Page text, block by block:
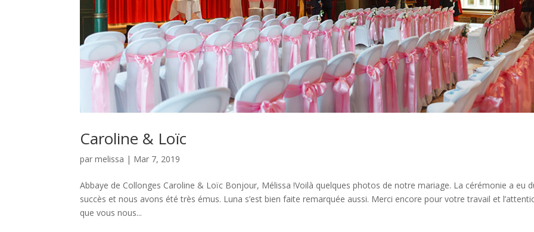
Caroline & Loïc
parmelissa | Mar 7, 2019
Abbaye de Collonges Caroline & Loïc Bonjour, Mélissa !Voilà quelques photos de notre mariage. La cérémonie a eu
succès et nous avons été très émus. Luna s’est bien faite remarquée aussi. Merci encore pour votre travail et
que vous nous...